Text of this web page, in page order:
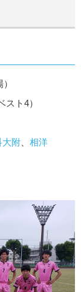
スト4）
大附
相洋